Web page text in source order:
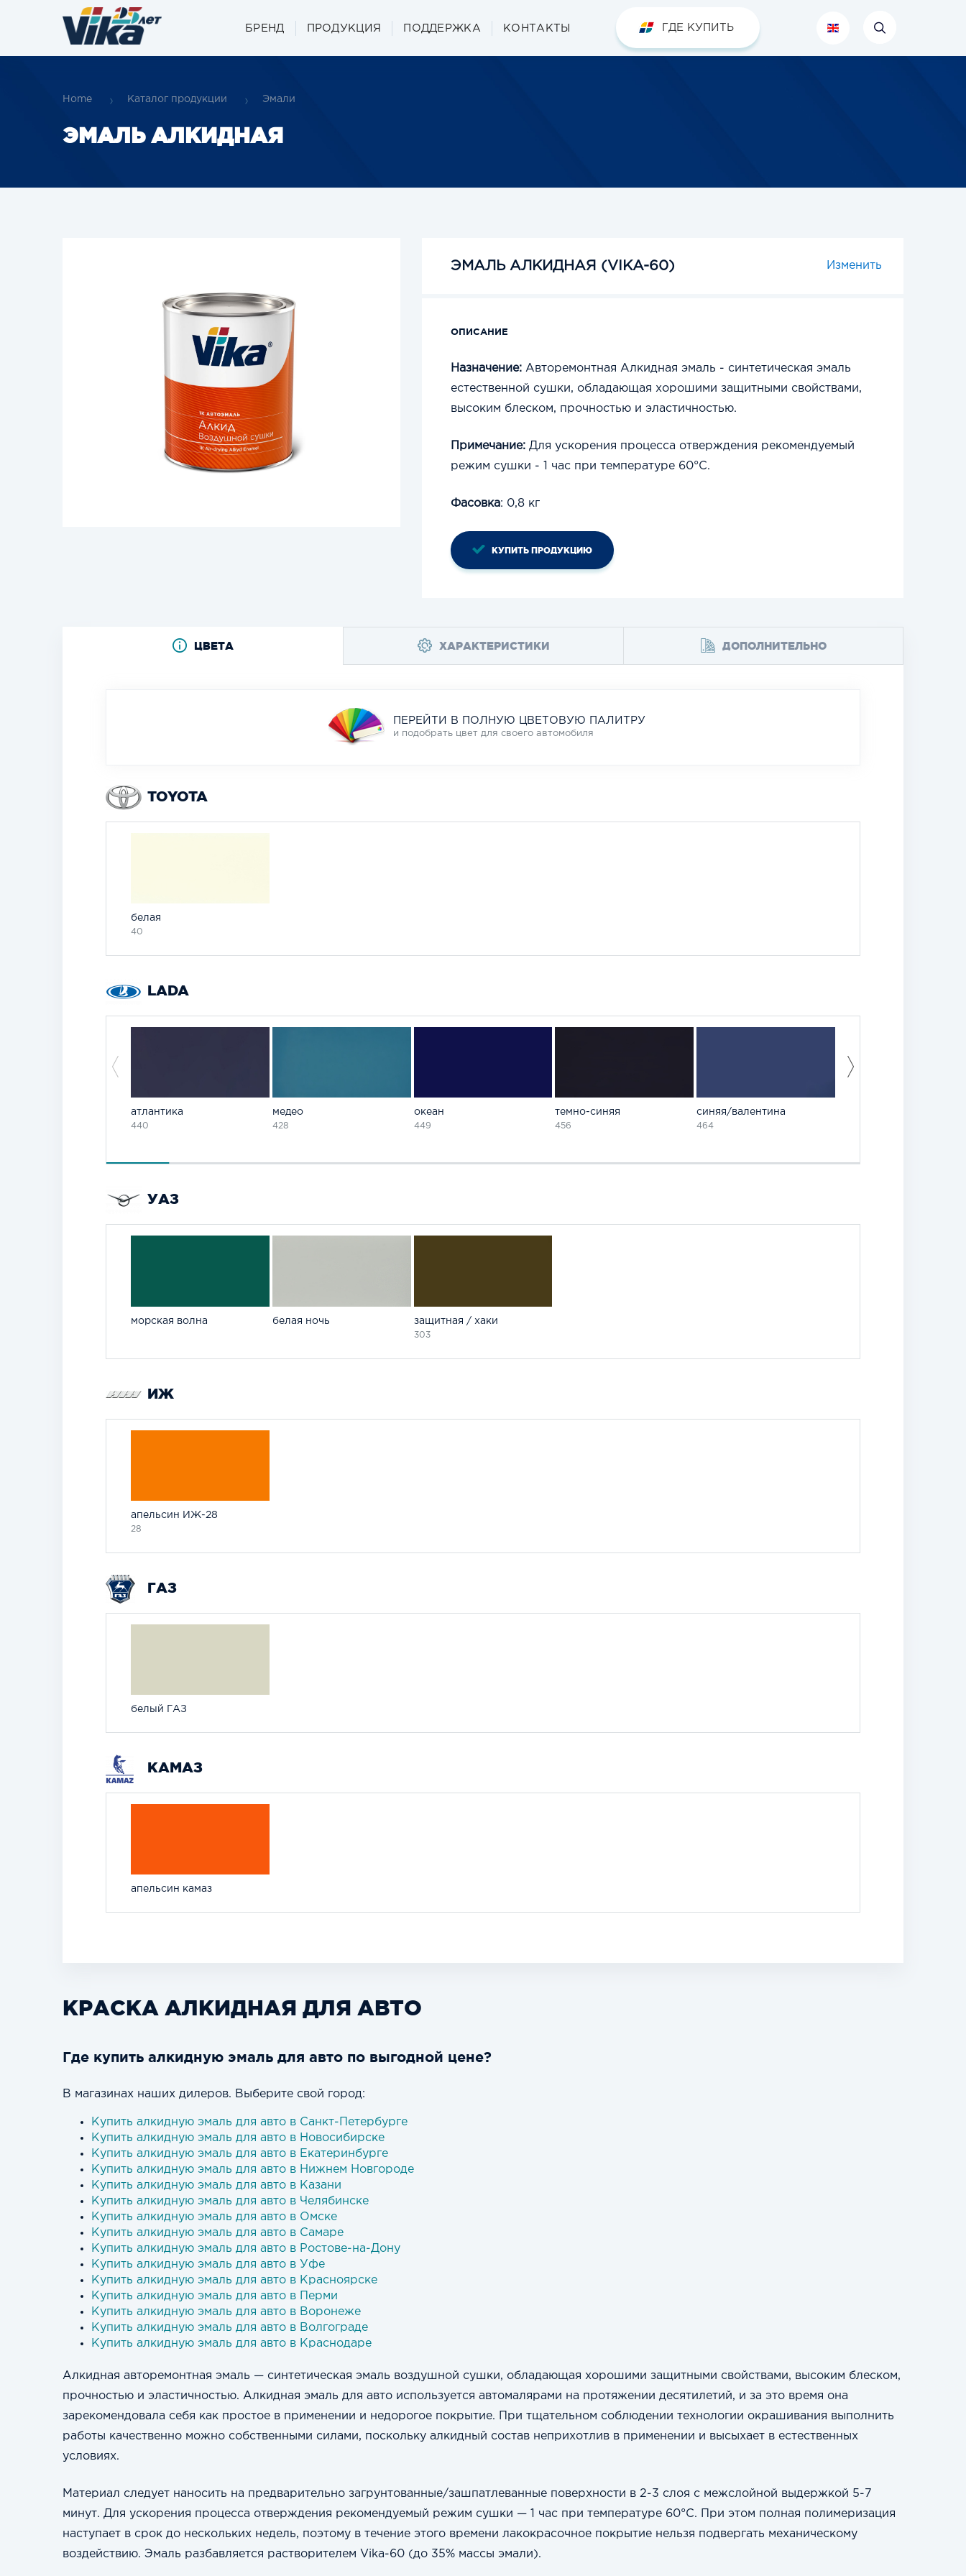
БРЕНД ПРОДУКЦИЯ ПОДДЕРЖКА КОНТАКТЫ ГДЕ КУПИТЬ
Home Каталог продукции Эмали
ЭМАЛЬ АЛКИДНАЯ
ЭМАЛЬ АЛКИДНАЯ (VIKA-60) Изменить
ОПИСАНИЕ
Назначение: Авторемонтная Алкидная эмаль - синтетическая эмаль
естественной сушки, обладающая хорошими защитными свойствами,
высоким блеском, прочностью и эластичностью.
Примечание: Для ускорения процесса отверждения рекомендуемый
режим сушки - 1 час при температуре 60°С.
Фасовка: 0,8 кг
КУПИТЬ ПРОДУКЦИЮ
ЦВЕТА ХАРАКТЕРИСТИКИ ДОПОЛНИТЕЛЬНО
ПЕРЕЙТИ В ПОЛНУЮ ЦВЕТОВУЮ ПАЛИТРУ
и подобрать цвет для своего автомобиля
TOYOTA
белая
40
LADA
атлантика
440
медео
428
океан
449
темно-синяя
456
синяя/валентина
464
УАЗ
морская волна белая ночь защитная / хаки
303
ИЖ
апельсин ИЖ-28
28
ГАЗ
белый ГАЗ
КАМАЗ
апельсин камаз
КРАСКА АЛКИДНАЯ ДЛЯ АВТО
Где купить алкидную эмаль для авто по выгодной цене?
В магазинах наших дилеров. Выберите свой город:
Купить алкидную эмаль для авто в Санкт-Петербурге
Купить алкидную эмаль для авто в Новосибирске
Купить алкидную эмаль для авто в Екатеринбурге
Купить алкидную эмаль для авто в Нижнем Новгороде
Купить алкидную эмаль для авто в Казани
Купить алкидную эмаль для авто в Челябинске
Купить алкидную эмаль для авто в Омске
Купить алкидную эмаль для авто в Самаре
Купить алкидную эмаль для авто в Ростове-на-Дону
Купить алкидную эмаль для авто в Уфе
Купить алкидную эмаль для авто в Красноярске
Купить алкидную эмаль для авто в Перми
Купить алкидную эмаль для авто в Воронеже
Купить алкидную эмаль для авто в Волгограде
Купить алкидную эмаль для авто в Краснодаре
Алкидная авторемонтная эмаль — синтетическая эмаль воздушной сушки, обладающая хорошими защитными свойствами, высоким блеском,
прочностью и эластичностью. Алкидная эмаль для авто используется автомалярами на протяжении десятилетий, и за это время она
зарекомендовала себя как простое в применении и недорогое покрытие. При тщательном соблюдении технологии окрашивания выполнить
работы качественно можно собственными силами, поскольку алкидный состав неприхотлив в применении и высыхает в естественных
условиях.
Материал следует наносить на предварительно загрунтованные/зашпатлеванные поверхности в 2-3 слоя с межслойной выдержкой 5-7
минут. Для ускорения процесса отверждения рекомендуемый режим сушки — 1 час при температуре 60°С. При этом полная полимеризация
наступает в срок до нескольких недель, поэтому в течение этого времени лакокрасочное покрытие нельзя подвергать механическому
воздействию. Эмаль разбавляется растворителем Vika-60 (до 35% массы эмали).